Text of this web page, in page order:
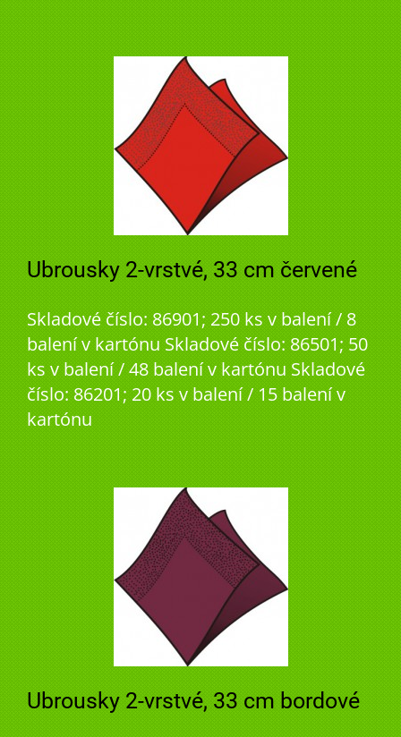
Ubrousky 2-vrstvé, 33 cm červené
Skladové číslo: 86901; 250 ks v balení / 8
balení v kartónu Skladové číslo: 86501; 50
ks v balení / 48 balení v kartónu Skladové
číslo: 86201; 20 ks v balení / 15 balení v
kartónu
Ubrousky 2-vrstvé, 33 cm bordové